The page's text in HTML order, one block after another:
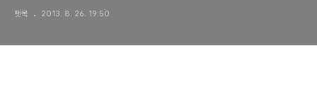
뗏목 2013. 8. 26. 19:50